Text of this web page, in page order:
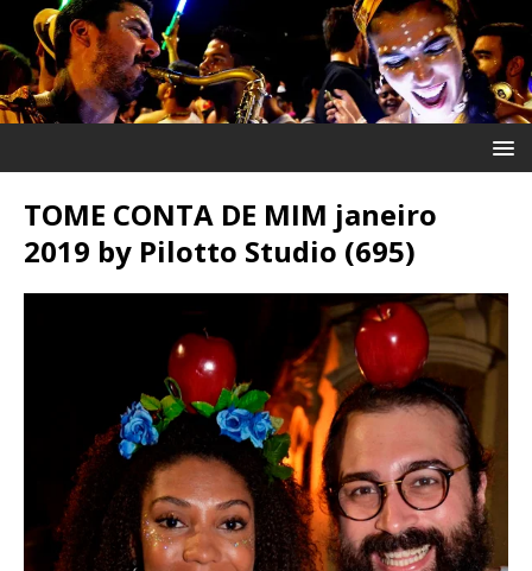
TOME CONTA DE MIM janeiro
2019 by Pilotto Studio (695)